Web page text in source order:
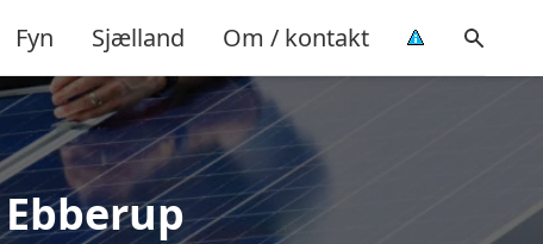
Fyn Sjælland Om / kontakt